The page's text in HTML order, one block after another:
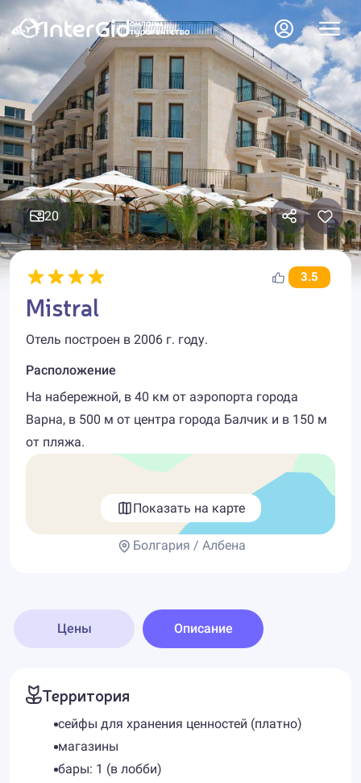
20
3.5
Mistral
Отель построен в 2006 г. году.
Расположение
На набережной, в 40 км от аэропорта города
Варна, в 500 м от центра города Балчик и в 150 м
от пляжа.
Показать на карте
Болгария / Албена
Цены Описание
Территория
сейфы для хранения ценностей (платно)
магазины
бары: 1 (в лобби)